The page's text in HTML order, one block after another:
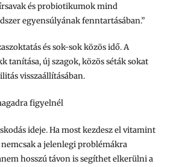
és probiotikumok mind
egyensúlyának fenntartásában.”
és sok-sok közös idő. A
tanítása, új szagok, közös séták sokat
visszaállításában.
figyelnél
ideje. Ha most kezdesz el vitamint
a jelenlegi problémákra
hosszú távon is segíthet elkerülni a